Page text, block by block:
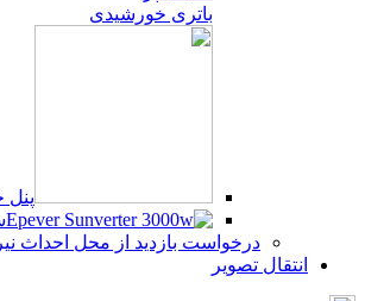
باتری خورشیدی
درخواست بازدید از محل احداث
انتقال تصویر